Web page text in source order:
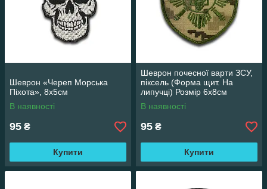
Шеврон «Череп Морська
Піхота», 8х5см
В наявності
95 ₴
Купити
Шеврон почесної варти ЗСУ,
піксель (Форма щит. На
липучці) Розмір 6х8см
В наявності
95 ₴
Купити